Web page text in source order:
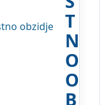
T
N
O
O
B